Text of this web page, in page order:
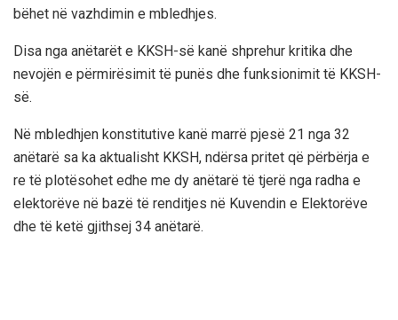
bëhet në vazhdimin e mbledhjes.
Disa nga anëtarët e KKSH-së kanë shprehur kritika dhe
nevojën e përmirësimit të punës dhe funksionimit të KKSH-
së.
Në mbledhjen konstitutive kanë marrë pjesë 21 nga 32
anëtarë sa ka aktualisht KKSH, ndërsa pritet që përbërja e
re të plotësohet edhe me dy anëtarë të tjerë nga radha e
elektorëve në bazë të renditjes në Kuvendin e Elektorëve
dhe të ketë gjithsej 34 anëtarë.